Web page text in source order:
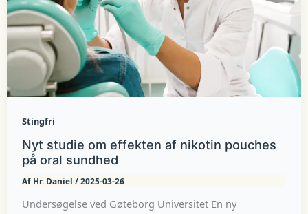
Stingfri
Nyt studie om effekten af nikotin pouches
på oral sundhed
Af Hr. Daniel /2025-03-26
Undersøgelse ved Gøteborg Universitet En ny